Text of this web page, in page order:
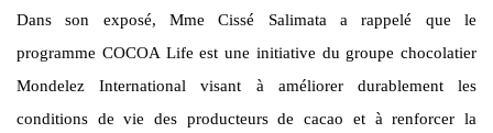
Dans son exposé, Mme Cissé Salimata a rappelé que le
programme COCOA Life est une initiative du groupe chocolatier
Mondelez International visant à améliorer durablement les
conditions de vie des producteurs de cacao et à renforcer la